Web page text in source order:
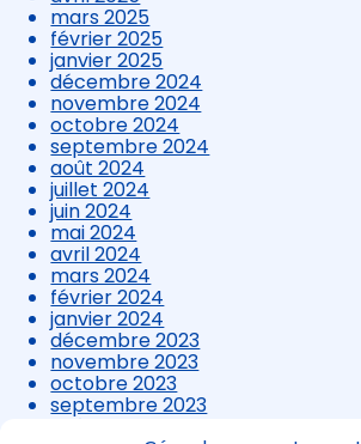
mars 2025
février 2025
janvier 2025
décembre 2024
novembre 2024
octobre 2024
septembre 2024
août 2024
juillet 2024
juin 2024
mai 2024
avril 2024
mars 2024
février 2024
janvier 2024
décembre 2023
novembre 2023
octobre 2023
septembre 2023
août 2023